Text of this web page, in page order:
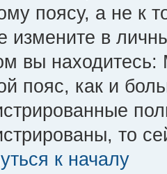
поясу, а не к
измените в
вы находитесь:
пояс, как и
то
к началу